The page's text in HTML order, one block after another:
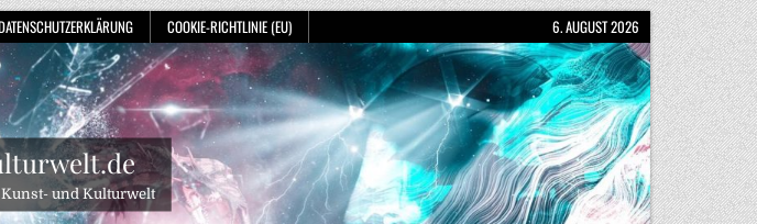
COOKIE-RICHTLINIE (EU) 6. AUGUST 2026
Kunst- und Kulturwelt